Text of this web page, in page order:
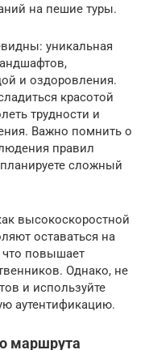
на пешие туры.
уникальная
и оздоровления.
красотой
трудности и
Важно помнить о
правил
сложный
высокоскоростной
оставаться на
что повышает
Однако, не
и используйте
аутентификацию.
маршрута